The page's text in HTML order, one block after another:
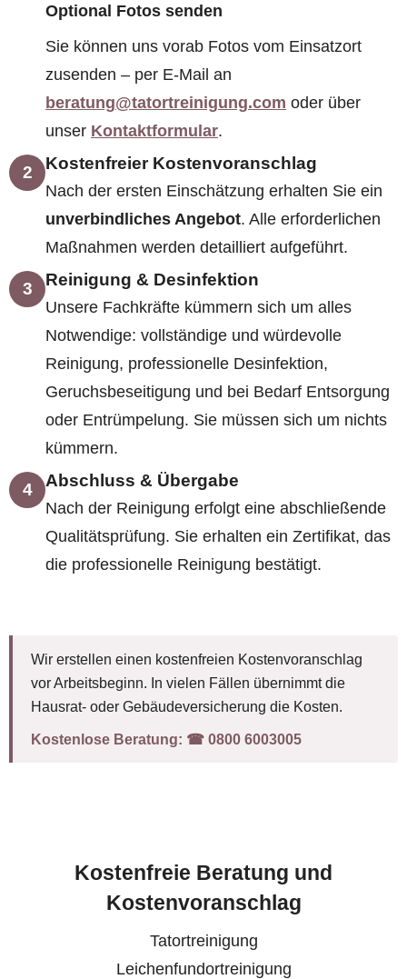
Optional Fotos senden
Sie können uns vorab Fotos vom Einsatzort
zusenden – per E-Mail an
beratung@tatortreinigung.com oder über
unser Kontaktformular.
2 Kostenfreier Kostenvoranschlag
Nach der ersten Einschätzung erhalten Sie ein
unverbindliches Angebot. Alle erforderlichen
Maßnahmen werden detailliert aufgeführt.
3 Reinigung & Desinfektion
Unsere Fachkräfte kümmern sich um alles
Notwendige: vollständige und würdevolle
Reinigung, professionelle Desinfektion,
Geruchsbeseitigung und bei Bedarf Entsorgung
oder Entrümpelung. Sie müssen sich um nichts
kümmern.
4 Abschluss & Übergabe
Nach der Reinigung erfolgt eine abschließende
Qualitätsprüfung. Sie erhalten ein Zertifikat, das
die professionelle Reinigung bestätigt.
Wir erstellen einen kostenfreien Kostenvoranschlag
vor Arbeitsbeginn. In vielen Fällen übernimmt die
Hausrat- oder Gebäudeversicherung die Kosten.
Kostenlose Beratung: ☎︎ 0800 6003005
Kostenfreie Beratung und
Kostenvoranschlag
Tatortreinigung
Leichenfundortreinigung